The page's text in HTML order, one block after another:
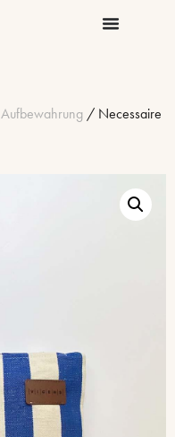
Aufbewahrung / Necessaire